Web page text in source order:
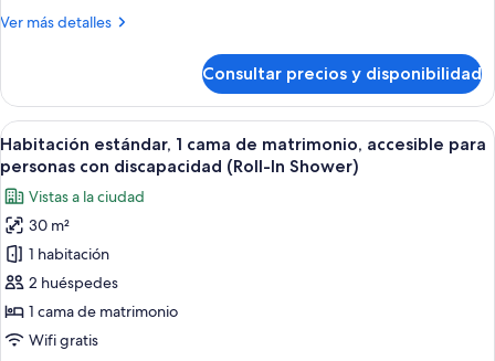
matrimonio,
personas
con
discapacidad
(Access
Tub)
Ver más detalles
Más
estándar,
cama
de
matrimonio,
accesible
para
personas
con
discapacidad
Tub)
Consultar precios y disponibilidad
Abrir
todas
las
fotos
de
Habitación
estándar,
1
cama
Habitación de hotel con escritorio
12
Habitación estándar, 1 cama de matrimonio, accesible para
personas con discapacidad (Roll-In Shower)
Vistas a la ciudad
30 m²
1 habitación
2 huéspedes
1 cama de matrimonio
Wifi gratis